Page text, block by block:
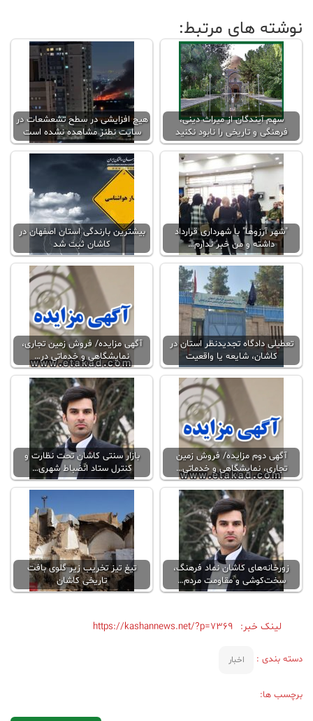
نوشته های مرتبط:
سهم آیندگان از میراث دینی،
فرهنگی و تاریخی را نابود نکنید
هیچ افزایشی در سطح تشعشعات در
سایت نطنز مشاهده نشده است
"شهر آرزوها" با شهرداری قرارداد
داشته و من خبر ندارم…
بیشترین بارندگی استان اصفهان در
کاشان ثبت شد
تعطیلی دادگاه تجدیدنظر استان در
کاشان، شایعه یا واقعیت
آگهی مزایده/ فروش زمین تجاری،
نمایشگاهی و خدماتی در…
آگهی دوم مزایده/ فروش زمین
تجاری، نمایشگاهی و خدماتی…
بازار سنتی کاشان تحت نظارت و
کنترل ستاد انضباط شهری…
زورخانه‌های کاشان نماد فرهنگ،
سخت‌کوشی و مقاومت مردم…
تیغ تیز تخریب زیر گلوی بافت
تاریخی کاشان
لینک خبر: https://kashannews.net/?p=7369
دسته بندی : اخبار
برچسب ها: